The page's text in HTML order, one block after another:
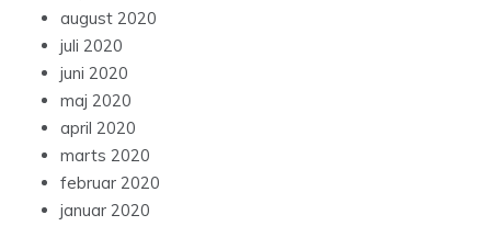
august 2020
juli 2020
juni 2020
maj 2020
april 2020
marts 2020
februar 2020
januar 2020